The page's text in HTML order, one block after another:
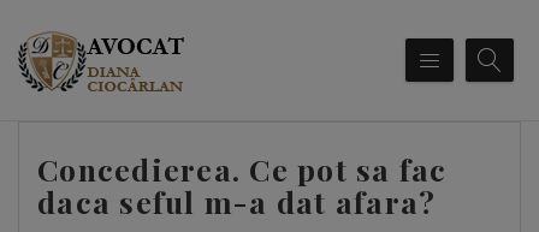
Concedierea. Ce pot sa fac
daca seful m-a dat afara?